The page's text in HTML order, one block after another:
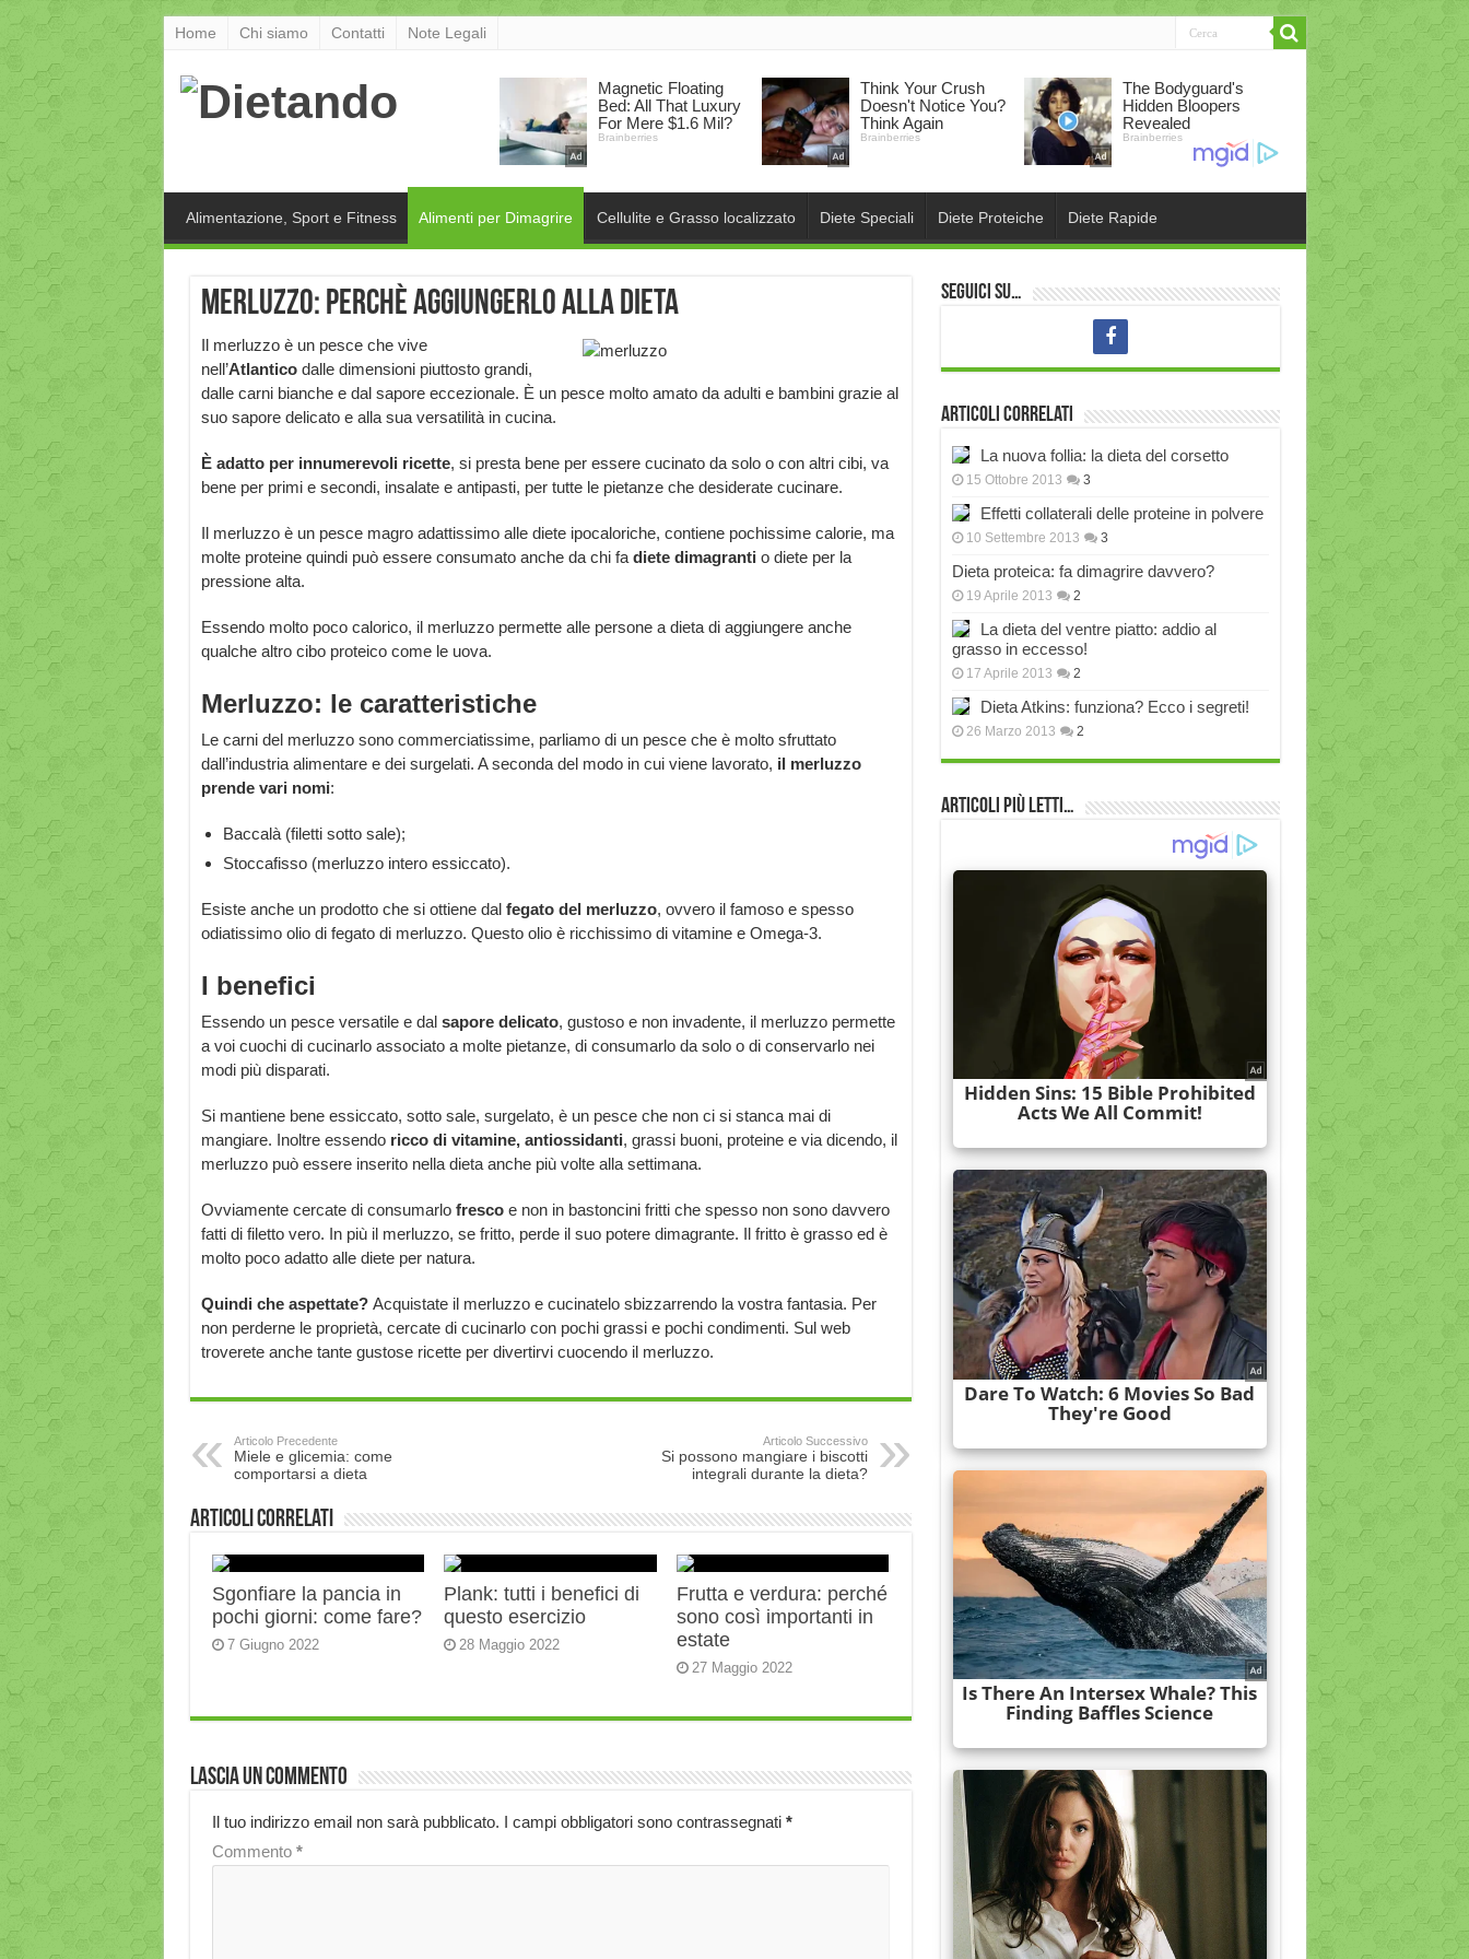
Home Chi siamo Contatti Note Legali
Alimentazione, Sport e Fitness Alimenti per Dimagrire Cellulite e Grasso localizzato Diete Speciali Diete Proteiche Diete Rapide
Merluzzo: perchè aggiungerlo alla dieta
Il merluzzo è un pesce che vive
nell’Atlanticodalle dimensioni piuttosto grandi,
dalle carni bianche e dal sapore eccezionale. È un pesce molto amato da adulti e bambini grazie al
suo sapore delicato e alla sua versatilità in cucina.
È adatto per innumerevoli ricette, si presta bene per essere cucinato da solo o con altri cibi, va
bene per primi e secondi, insalate e antipasti, per tutte le pietanze che desiderate cucinare.
Il merluzzo è un pesce magro adattissimo alle diete ipocaloriche, contiene pochissime calorie, ma
molte proteine quindi può essere consumato anche da chi fa diete dimagranti o diete per la
pressione alta.
Essendo molto poco calorico, il merluzzo permette alle persone a dieta di aggiungere anche
qualche altro cibo proteico come le uova.
Merluzzo: le caratteristiche
Le carni del merluzzo sono commerciatissime, parliamo di un pesce che è molto sfruttato
dall’industria alimentare e dei surgelati. A seconda del modo in cui viene lavorato, il merluzzo
prende vari nomi:
Baccalà (filetti sotto sale);
Stoccafisso (merluzzo intero essiccato).
Esiste anche un prodotto che si ottiene dal fegato del merluzzo, ovvero il famoso e spesso
odiatissimo olio di fegato di merluzzo. Questo olio è ricchissimo di vitamine e Omega-3.
I benefici
Essendo un pesce versatile e dal sapore delicato, gustoso e non invadente, il merluzzo permette
a voi cuochi di cucinarlo associato a molte pietanze, di consumarlo da solo o di conservarlo nei
modi più disparati.
Si mantiene bene essiccato, sotto sale, surgelato, è un pesce che non ci si stanca mai di
mangiare. Inoltre essendo ricco di vitamine, antiossidanti, grassi buoni, proteine e via dicendo, il
merluzzo può essere inserito nella dieta anche più volte alla settimana.
Ovviamente cercate di consumarlo frescoe non in bastoncini fritti che spesso non sono davvero
fatti di filetto vero. In più il merluzzo, se fritto, perde il suo potere dimagrante. Il fritto è grasso ed è
molto poco adatto alle diete per natura.
Quindi che aspettate?Acquistate il merluzzo e cucinatelo sbizzarrendo la vostra fantasia. Per
non perderne le proprietà, cercate di cucinarlo con pochi grassi e pochi condimenti. Sul web
troverete anche tante gustose ricette per divertirvi cuocendo il merluzzo.
Articolo Precedente
Miele e glicemia: come
comportarsi a dieta
Articolo Successivo
Si possono mangiare i biscotti
integrali durante la dieta?
Articoli correlati
Sgonfiare la pancia in
pochi giorni: come fare?
7 Giugno 2022
Plank: tutti i benefici di
questo esercizio
28 Maggio 2022
Frutta e verdura: perché
sono così importanti in
estate
27 Maggio 2022
Lascia un commento
Il tuo indirizzo email non sarà pubblicato. I campi obbligatori sono contrassegnati *
Commento *
Seguici su…
Articoli correlati
La nuova follia: la dieta del corsetto
15 Ottobre 2013 3
Effetti collaterali delle proteine in polvere
10 Settembre 2013 3
Dieta proteica: fa dimagrire davvero?
19 Aprile 2013 2
La dieta del ventre piatto: addio al
grasso in eccesso!
17 Aprile 2013 2
Dieta Atkins: funziona? Ecco i segreti!
26 Marzo 2013 2
Articoli più Letti…